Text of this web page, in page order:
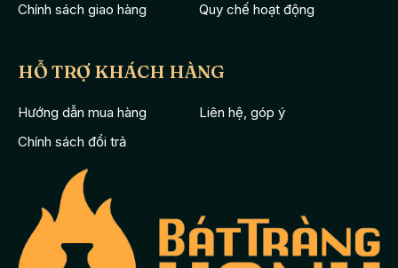
Chính sách giao hàng
Quy chế hoạt động
HỖ TRỢ KHÁCH HÀNG
Hướng dẫn mua hàng
Liên hệ, góp ý
Chính sách đổi trả